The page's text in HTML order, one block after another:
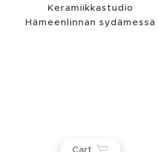
Keramiikkastudio
Hämeenlinnan sydämessä
Cart